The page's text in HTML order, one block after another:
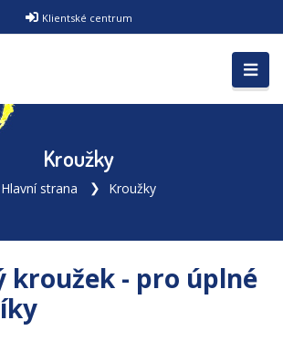
Klientské centrum
Kroužky
Hlavní strana Kroužky
kroužek - pro úplné